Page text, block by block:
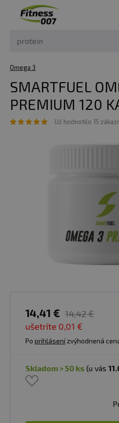
Omega 3
SMARTFUEL
PREMIUM 120
Už hodnotilo 15
14,41 € 14,42 €
ušetríte 0,01 €
Po prihlásenízvýhodnená
skladom > 50 ks (u vás